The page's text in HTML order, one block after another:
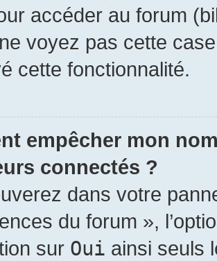
accéder au forum
voyez pas cette
cette fonctionnalité.
empêcher mon
connectés ?
dans votre
du forum »,
sur Oui ainsi seuls